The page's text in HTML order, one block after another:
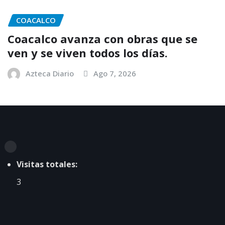
COACALCO
Coacalco avanza con obras que se
ven y se viven todos los días.
Azteca Diario Ago 7, 2026
Visitas totales:
3